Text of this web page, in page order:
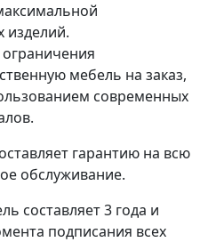
изделий.
мебель на заказ,
современных
гарантию на всю
обслуживание.
составляет 3 года и
подписания всех